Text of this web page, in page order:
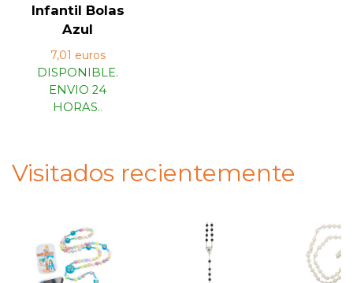
Infantil Bolas
Azul
7,01 euros
DISPONIBLE.
ENVIO 24
HORAS..
Visitados recientemente